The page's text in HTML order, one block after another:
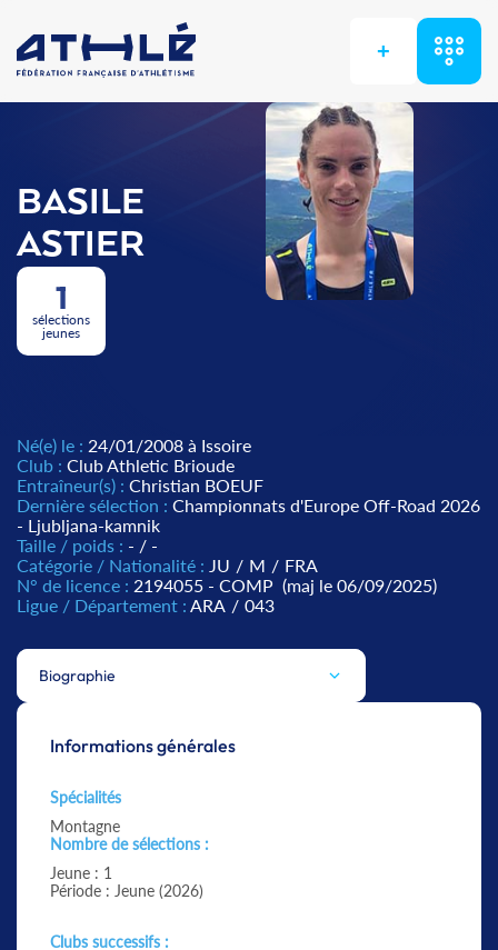
+
BASILE
ASTIER
1
sélections
jeunes
Né(e) le : 24/01/2008 à Issoire
Club : Club Athletic Brioude
Entraîneur(s) : Christian BOEUF
Dernière sélection : Championnats d'Europe Off-Road 2026
- Ljubljana-kamnik
Taille / poids : - / -
Catégorie / Nationalité : JU / M / FRA
N° de licence : 2194055 - COMP (maj le 06/09/2025)
Ligue / Département : ARA / 043
Biographie
Informations générales
Spécialités
Montagne
Nombre de sélections :
Jeune : 1
Période : Jeune (2026)
Clubs successifs :